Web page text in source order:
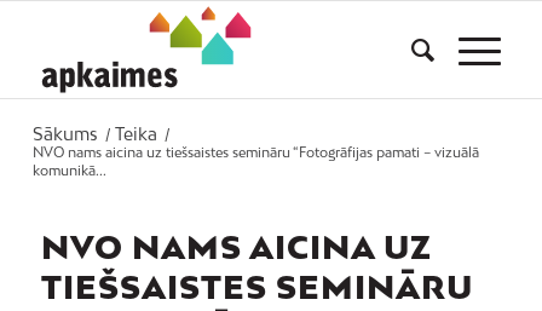
Sākums / Teika
/
NVO nams aicina uz tiešsaistes semināru “Fotogrāfijas pamati – vizuālā
komunikā...
NVO NAMS AICINA UZ
TIEŠSAISTES SEMINĀRU